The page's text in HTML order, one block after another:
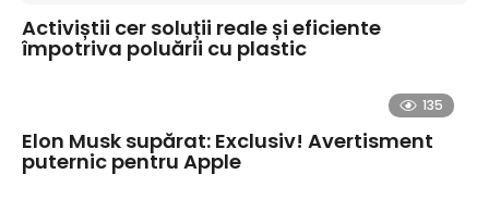
Activiștii cer soluții reale și eficiente
împotriva poluării cu plastic
135
Elon Musk supărat: Exclusiv! Avertisment
puternic pentru Apple